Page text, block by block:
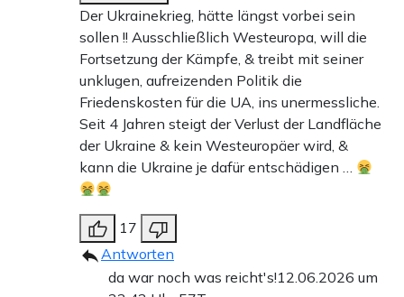
Der Ukrainekrieg, hätte längst vorbei sein
sollen !! Ausschließlich Westeuropa, will die
Fortsetzung der Kämpfe, & treibt mit seiner
unklugen, aufreizenden Politik die
Friedenskosten für die UA, ins unermessliche.
Seit 4 Jahren steigt der Verlust der Landfläche
der Ukraine & kein Westeuropäer wird, &
kann die Ukraine je dafür entschädigen …
17
Antworten
da war noch was reicht's!12.06.2026 um